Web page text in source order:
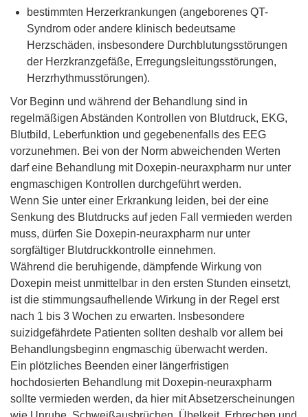
bestimmten Herzerkrankungen (angeborenes QT-
Syndrom oder andere klinisch bedeutsame
Herzschäden, insbesondere Durchblutungsstörungen
der Herzkranzgefäße, Erregungsleitungsstörungen,
Herzrhythmusstörungen).
Vor Beginn und während der Behandlung sind in
regelmäßigen Abständen Kontrollen von Blutdruck, EKG,
Blutbild, Leberfunktion und gegebenenfalls des EEG
vorzunehmen. Bei von der Norm abweichenden Werten
darf eine Behandlung mit Doxepin-neuraxpharm nur unter
engmaschigen Kontrollen durchgeführt werden.
Wenn Sie unter einer Erkrankung leiden, bei der eine
Senkung des Blutdrucks auf jeden Fall vermieden werden
muss, dürfen Sie Doxepin-neuraxpharm nur unter
sorgfältiger Blutdruckkontrolle einnehmen.
Während die beruhigende, dämpfende Wirkung von
Doxepin meist unmittelbar in den ersten Stunden einsetzt,
ist die stimmungsaufhellende Wirkung in der Regel erst
nach 1 bis 3 Wochen zu erwarten. Insbesondere
suizidgefährdete Patienten sollten deshalb vor allem bei
Behandlungsbeginn engmaschig überwacht werden.
Ein plötzliches Beenden einer längerfristigen
hochdosierten Behandlung mit Doxepin-neuraxpharm
sollte vermieden werden, da hier mit Absetzerscheinungen